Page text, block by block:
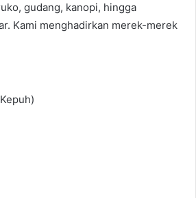
gudang, kanopi, hingga
Kami menghadirkan merek-merek